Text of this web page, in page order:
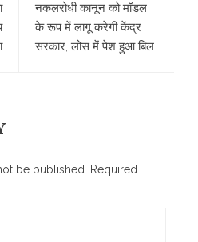
नकलरोधी कानून को मॉडल
के रूप में लागू करेगी केंद्र
सरकार, लोस में पेश हुआ बिल
be published.
Required